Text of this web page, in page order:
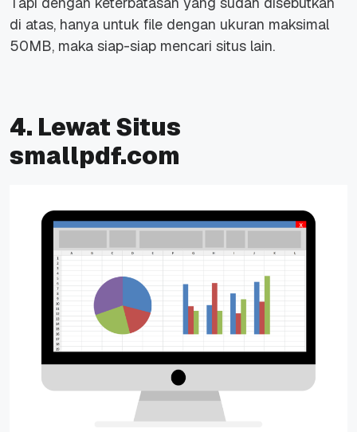
di atas, hanya untuk file dengan ukuran maksimal
50MB, maka siap-siap mencari situs lain.
4. Lewat Situs
smallpdf.com